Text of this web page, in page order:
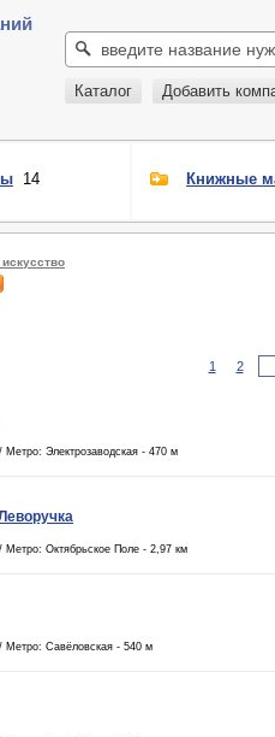
Каталог Добавить
14 Книжные
1 2
/ Метро: Электрозаводская - 470 м
/ Метро: Октябрьское Поле - 2,97 км
/ Метро: Савёловская - 540 м